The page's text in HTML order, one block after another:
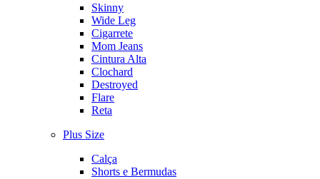
Skinny
Wide Leg
Cigarrete
Mom Jeans
Cintura Alta
Clochard
Destroyed
Flare
Reta
Plus Size
Calça
Shorts e Bermudas